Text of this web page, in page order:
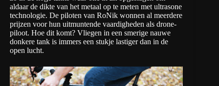
aldaar de dikte van het metaal op te meten met ultrasone
technologie. De piloten van RoNik wonnen al meerdere
prijzen voor hun uitmuntende vaardigheden als drone-
piloot. Hoe dit komt? Vliegen in een smerige nauwe
donkere tank is immers een stukje lastiger dan in de
open lucht.